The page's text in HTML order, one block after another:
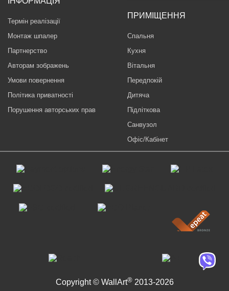
Термін реалізації
Монтаж шпалер
Партнерство
Авторам зображень
Умови повернення
Політика приватності
Порушення авторських прав
ПРИМІЩЕННЯ
Спальня
Кухня
Вітальня
Передпокій
Дитяча
Підліткова
Санвузол
Офіс/Кабінет
Copyright © WallArt®2013-2026